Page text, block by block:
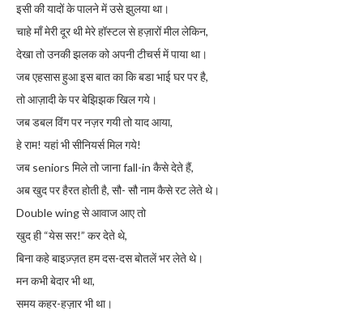
इसी की यादों के पालने में उसे झुलया था।
चाहे माँ मेरी दूर थी मेरे हॉस्टल से हज़ारों मील लेकिन,
देखा तो उनकी झलक को अपनी टीचर्स में पाया था।
जब एहसास हुआ इस बात का कि बडा भाई घर पर है,
तो आज़ादी के पर बेझिझक खिल गये।
जब डबल विंग पर नज़र गयी तो याद आया,
हे राम! यहां भी सीनियर्स मिल गये!
जब seniors मिले तो जाना fall-in कैसे देते हैं,
अब खुद पर हैरत होती है, सौ- सौ नाम कैसे रट लेते थे।
Double wing से आवाज आए तो
खुद ही “येस सर!” कर देते थे,
बिना कहे बाइज़्ज़त हम दस-दस बोतलें भर लेते थे।
मन कभी बेदार भी था,
समय कहर-हज़ार भी था।